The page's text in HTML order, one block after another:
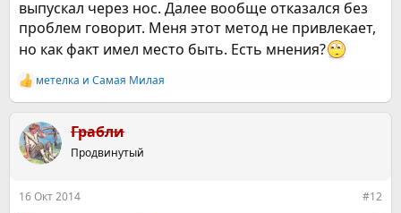
выпускал через нос. Далее вообще отказался без
проблем говорит. Меня этот метод не привлекает,
но как факт имел место быть. Есть мнения?
Р
е
к
ц
и
метелка и Самая Милая
Грабли
Продвинутый
16 Окт 2014 #12